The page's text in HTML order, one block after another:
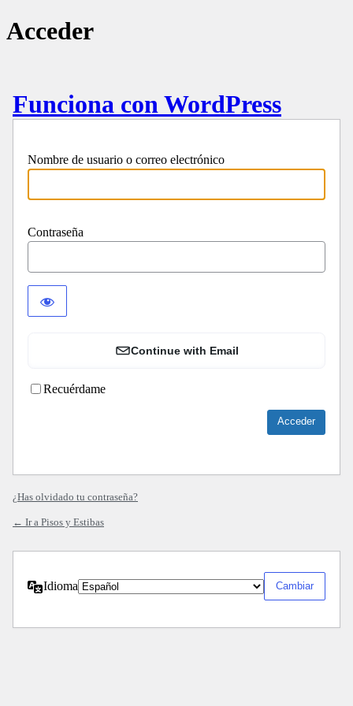
Acceder
Funciona con WordPress
Nombre de usuario o correo electrónico
Contraseña
Continue with Email
Recuérdame
¿Has olvidado tu contraseña?
← Ir a Pisos y Estibas
Idioma